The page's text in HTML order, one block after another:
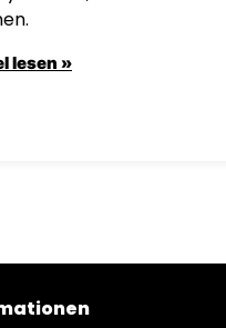
lesen »